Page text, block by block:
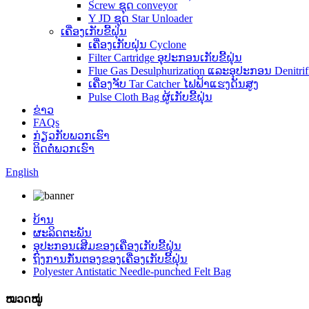
Screw ຊຸດ conveyor
Y JD ຊຸດ Star Unloader
ເຄື່ອງເກັບຂີ້ຝຸ່ນ
ເຄື່ອງເກັບຝຸ່ນ Cyclone
Filter Cartridge ອຸປະກອນເກັບຂີ້ຝຸ່ນ
Flue Gas Desulphurization ແລະອຸປະກອນ
ເຄື່ອງຈັບ Tar Catcher ໄຟຟ້າແຮງດັນສູງ
Pulse Cloth Bag ຜູ້ເກັບຂີ້ຝຸ່ນ
ຂ່າວ
FAQs
ກ່ຽວ​ກັບ​ພວກ​ເຮົາ
ຕິດ​ຕໍ່​ພວກ​ເຮົາ
English
ບ້ານ
ຜະລິດຕະພັນ
ອຸປະກອນເສີມຂອງເຄື່ອງເກັບຂີ້ຝຸ່ນ
ຖົງການກັ່ນຕອງຂອງເຄື່ອງເກັບຂີ້ຝຸ່ນ
Polyester Antistatic Needle-punched Felt Bag
ໝວດໝູ່